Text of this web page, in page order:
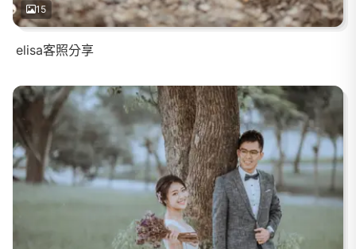
15
elisa客照分享